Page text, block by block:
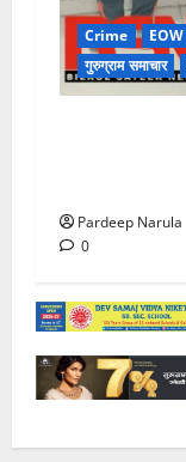
Crime EOW
गुरुग्राम समाचार
Pardeep Narula
0